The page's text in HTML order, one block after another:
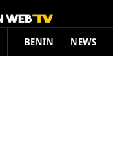
BENIN NEWS